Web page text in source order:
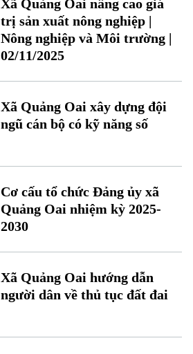
Xã Quảng Oai nâng cao giá
trị sản xuất nông nghiệp |
Nông nghiệp và Môi trường |
02/11/2025
Xã Quảng Oai xây dựng đội
ngũ cán bộ có kỹ năng số
Cơ cấu tổ chức Đảng ủy xã
Quảng Oai nhiệm kỳ 2025-
2030
Xã Quảng Oai hướng dẫn
người dân về thủ tục đất đai